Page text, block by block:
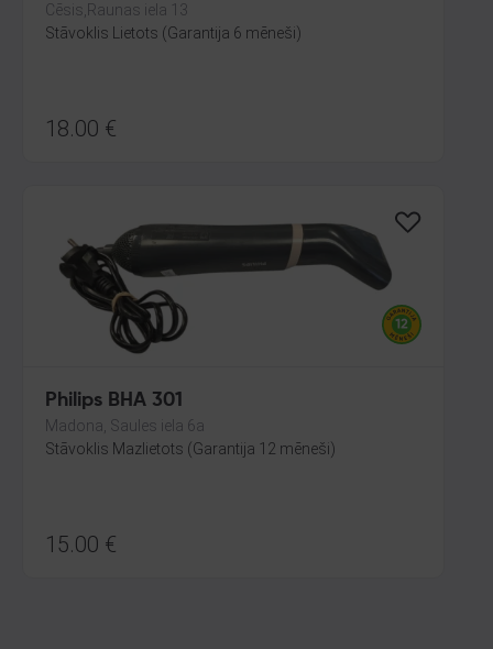
Cēsis,Raunas iela 13
Stāvoklis Lietots (Garantija 6 mēneši)
18.00 €
Philips BHA 301
Madona, Saules iela 6a
Stāvoklis Mazlietots (Garantija 12 mēneši)
15.00 €